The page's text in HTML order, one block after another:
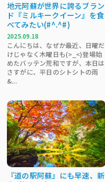
地元阿蘇が世界に誇るブラン
ド『ミルキークイーン』を食
べてみたい(#^.^#)
2025.09.18
こんにちは、なぜか最近、日曜だ
けじゃなく木曜日も(>_<)登場始
めたバッテン荒和ですが、本日は
さすがに、平日のシトシトの雨
&...
『道の駅阿蘇』にも早速、新